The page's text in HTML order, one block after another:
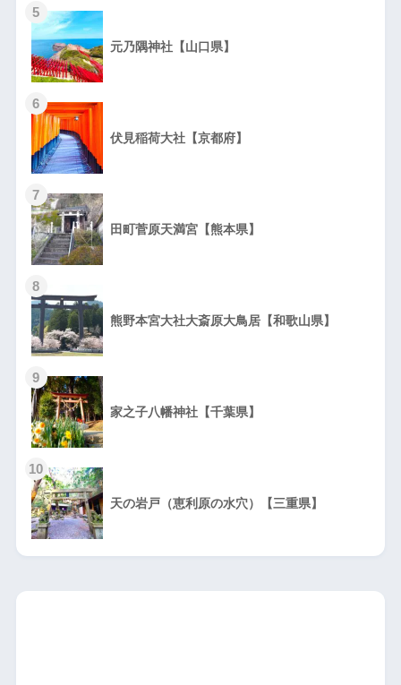
5
元乃隅神社【山口県】
6
伏見稲荷大社【京都府】
7
田町菅原天満宮【熊本県】
8
熊野本宮大社大斎原大鳥居【和歌山県】
9
家之子八幡神社【千葉県】
10
天の岩戸（恵利原の水穴）【三重県】